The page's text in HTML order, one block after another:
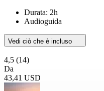
Durata: 2h
Audioguida
Vedi ciò che è incluso
4,5 (14)
Da
43,41 USD